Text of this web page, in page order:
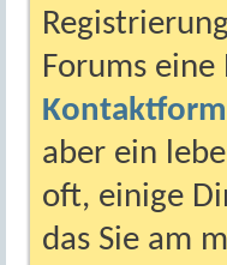
Forums
aber ein
oft, einige
das Sie am